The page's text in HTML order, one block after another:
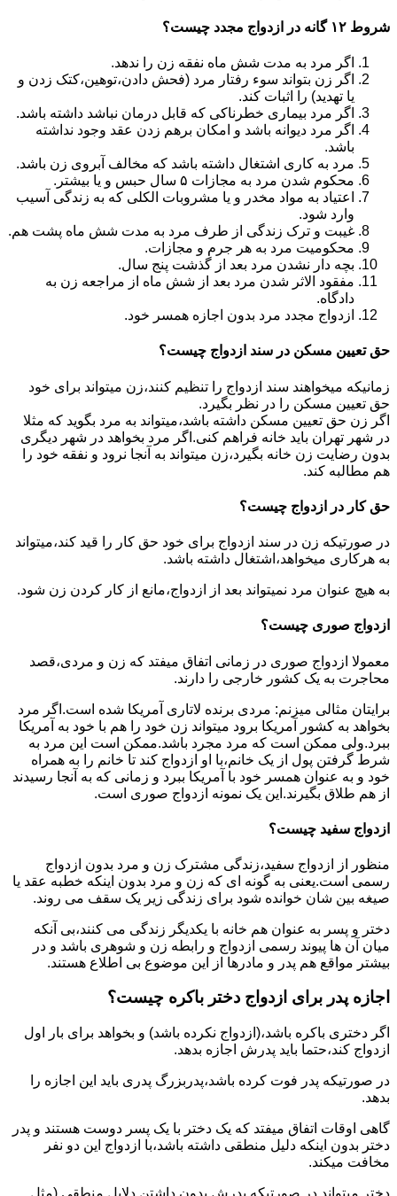
شروط ۱۲ گانه در ازدواج مجدد چیست؟
اگر مرد به مدت شش ماه نفقه زن را ندهد.
اگر زن بتواند سوء رفتار مرد (فحش دادن،توهین،کتک زدن و
یا تهدید) را اثبات کند.
اگر مرد بیماری خطرناکی که قابل درمان نباشد داشته باشد.
اگر مرد دیوانه باشد و امکان برهم زدن عقد وجود نداشته
باشد.
مرد به کاری اشتغال داشته باشد که مخالف آبروی زن باشد.
محکوم شدن مرد به مجازات ۵ سال حبس و یا بیشتر.
اعتیاد به مواد مخدر و یا مشروبات الکلی که به زندگی آسیب
وارد شود.
غیبت و ترک زندگی از طرف مرد به مدت شش ماه پشت هم.
محکومیت مرد به هر جرم و مجازات.
بچه دار نشدن مرد بعد از گذشت پنج سال.
مفقود الاثر شدن مرد بعد از شش ماه از مراجعه زن به
دادگاه.
ازدواج مجدد مرد بدون اجازه همسر خود.
حق تعیین مسکن در سند ازدواج چیست؟
زمانیکه میخواهند سند ازدواج را تنظیم کنند،زن میتواند برای خود
حق تعیین مسکن را در نظر بگیرد.
اگر زن حق تعیین مسکن داشته باشد،میتواند به مرد بگوید که مثلا
در شهر تهران باید خانه فراهم کنی.اگر مرد بخواهد در شهر دیگری
بدون رضایت زن خانه بگیرد،زن میتواند به آنجا نرود و نفقه خود را
هم مطالبه کند.
حق کار در ازدواج چیست؟
در صورتیکه زن در سند ازدواج برای خود حق کار را قید کند،میتواند
به هرکاری میخواهد،اشتغال داشته باشد.
به هیچ عنوان مرد نمیتواند بعد از ازدواج،مانع از کار کردن زن شود.
ازدواج صوری چیست؟
معمولا ازدواج صوری در زمانی اتفاق میفتد که زن و مردی،قصد
محاجرت به یک کشور خارجی را دارند.
برایتان مثالی میزنم: مردی برنده لاتاری آمریکا شده است.اگر مرد
بخواهد به کشور آمریکا برود میتواند زن خود را هم با خود به آمریکا
ببرد.ولی ممکن است که مرد مجرد باشد.ممکن است این مرد به
شرط گرفتن پول از یک خانم،با او ازدواج کند تا خانم را به همراه
خود و به عنوان همسر خود با آمریکا ببرد و زمانی که به آنجا رسیدند
از هم طلاق بگیرند.این یک نمونه ازدواج صوری است.
ازدواج سفید چیست؟
منظور از ازدواج سفید،زندگی مشترک زن و مرد بدون ازدواج
رسمی است.یعنی به گونه ای که زن و مرد بدون اینکه خطبه عقد یا
صیغه بین شان خوانده شود برای زندگی زیر یک سقف می روند.
دختر و پسر به عنوان هم خانه با یکدیگر زندگی می کنند،بی آنکه
میان آن ها پیوند رسمی ازدواج و رابطه زن و شوهری باشد و در
بیشتر مواقع هم پدر و مادرها از این موضوع بی اطلاع هستند.
اجازه پدر برای ازدواج دختر باکره چیست؟
اگر دختری باکره باشد،(ازدواج نکرده باشد) و بخواهد برای بار اول
ازدواج کند،حتما باید پدرش اجازه بدهد.
در صورتیکه پدر فوت کرده باشد،پدربزرگ پدری باید این اجازه را
بدهد.
گاهی اوقات اتفاق میفتد که یک دختر با یک پسر دوست هستند و پدر
دختر بدون اینکه دلیل منطقی داشته باشد،با ازدواج این دو نفر
مخافت میکند.
دختر میتواند در صورتیکه پدرش بدون داشتن دلایل منطقی (مثل